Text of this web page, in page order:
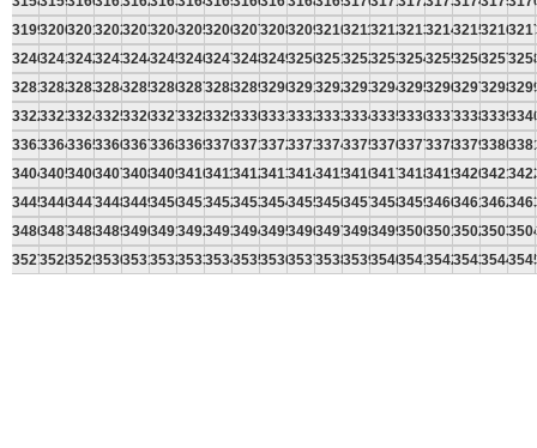
319932003201320232033204320532063207320832093210321132123213321432153216
324032413242324332443245324632473248324932503251325232533254325532563257
328132823283328432853286328732883289329032913292329332943295329632973298
332233233324332533263327332833293330333133323333333433353336333733383339
336333643365336633673368336933703371337233733374337533763377337833793380
340434053406340734083409341034113412341334143415341634173418341934203421
344534463447344834493450345134523453345434553456345734583459346034613462
348634873488348934903491349234933494349534963497349834993500350135023503
352735283529353035313532353335343535353635373538353935403541354235433544